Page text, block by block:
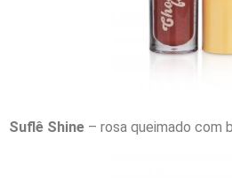
Suflê Shine – rosa queimado com